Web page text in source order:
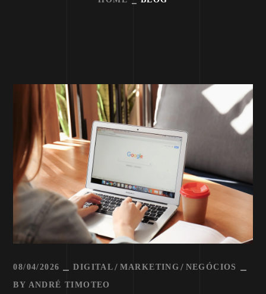
08/04/2026 DIGITAL MARKETING
NEGÓCIOS
BY ANDRÉ TIMOTEO